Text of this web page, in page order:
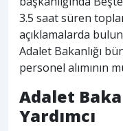
3.5 saat süren
açıklamalarda
Adalet Bakanlığı
personel alımının
Adalet
Yardımcı